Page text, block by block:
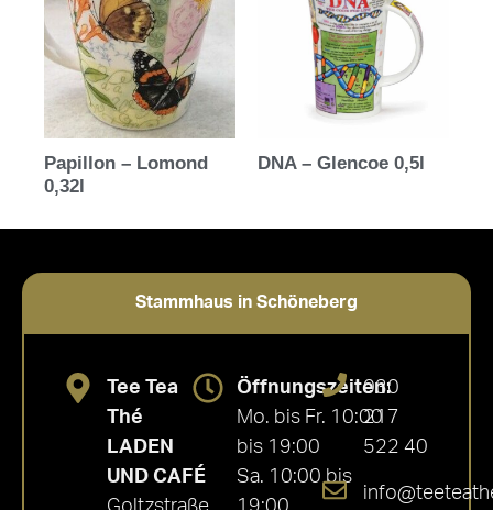
Papillon – Lomond
0,32l
DNA – Glencoe 0,5l
Stammhaus in Schöneberg
Tee Tea
Thé
LADEN
UND CAFÉ
Öffnungszeiten:
Mo. bis Fr. 10:00
bis 19:00
Sa. 10:00 bis
030
217
522 40